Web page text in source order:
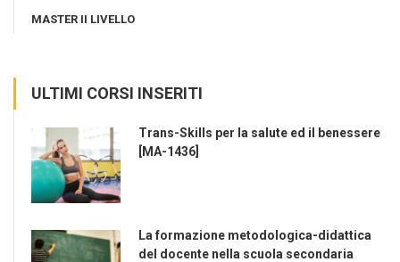
MASTER II LIVELLO
ULTIMI CORSI INSERITI
Trans-Skills per la salute ed il benessere
[MA-1436]
La formazione metodologica-didattica
del docente nella scuola secondaria